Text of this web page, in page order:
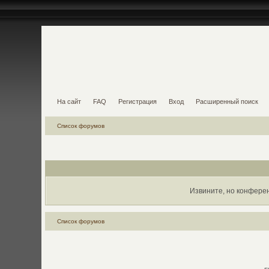
На сайт FAQ Регистрация Вход Расширенный поиск
Список форумов
Извините, но
Список форумов